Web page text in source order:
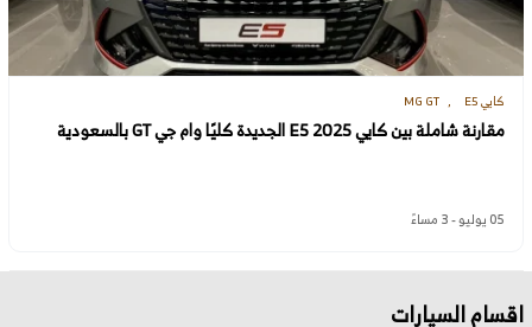
كايي E5 MG GT
مقارنة شاملة بين كايي E5 2025 الجديدة كليًا وام جي GT بالسعودية
05 يوليو - 3 مساءً
اقسام السيارات